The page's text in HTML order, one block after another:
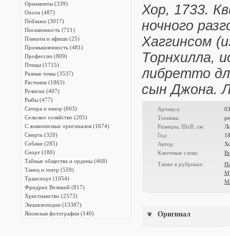
Орнаменты (339)
Охота (487)
Пейзажи (3017)
Письменность (711)
Плакаты и афиши (25)
Промышленность (481)
Профессии (809)
Птицы (1715)
Разные темы (3537)
Растения (1863)
Религии (407)
Рыбы (477)
Сатира и юмор (603)
Сельское хозяйство (205)
С живописных оригиналов (1674)
Смерть (320)
Собаки (285)
Спорт (180)
Тайные общества и ордены (468)
Танец и театр (559)
Транспорт (1054)
Фридрих Великий (817)
Христианство (2573)
Энциклопедии (13387)
Японская фотография (140)
Хор, 1733.
ночного
Хаггинсом
Торнхилла,
либретто
сын Джона.
Артикул:
Техника:
Размеры, ШxВ, см:
Год:
Автор:
Ключевые слова:
Также в рубриках:
Оригинал